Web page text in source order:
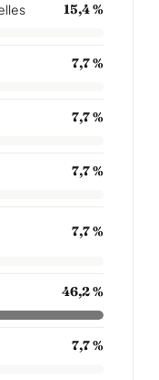
15,4 %
7,7 %
7,7 %
7,7 %
7,7 %
46,2 %
7,7 %